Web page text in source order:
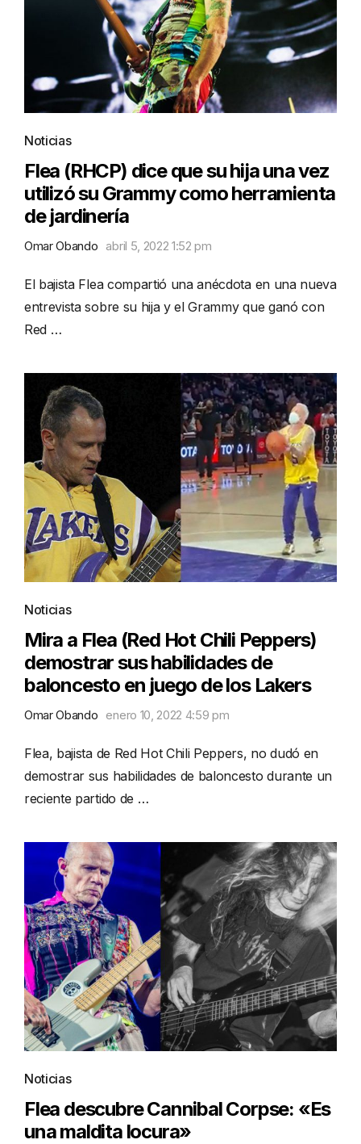
Noticias
Flea (RHCP) dice que su hija una vez
utilizó su Grammy como herramienta
de jardinería
Omar Obando abril 5, 2022 1:52 pm
El bajista Flea compartió una anécdota en una nueva
entrevista sobre su hija y el Grammy que ganó con
Red …
Noticias
Mira a Flea (Red Hot Chili Peppers)
demostrar sus habilidades de
baloncesto en juego de los Lakers
Omar Obando enero 10, 2022 4:59 pm
Flea, bajista de Red Hot Chili Peppers, no dudó en
demostrar sus habilidades de baloncesto durante un
reciente partido de …
Noticias
Flea descubre Cannibal Corpse: «Es
una maldita locura»